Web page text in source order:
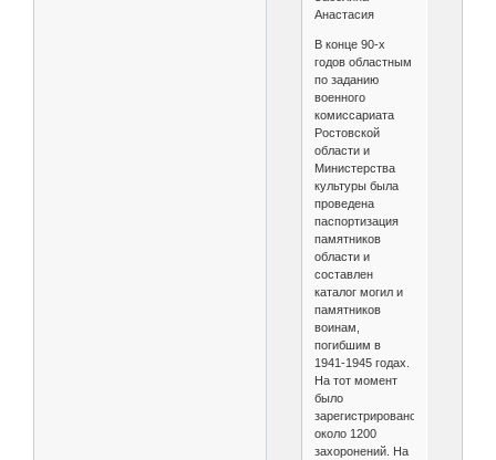
Анастасия
В конце 90-х
годов областным
по заданию
военного
комиссариата
Ростовской
области и
Министерства
культуры была
проведена
паспортизация
памятников
области и
составлен
каталог могил и
памятников
воинам,
погибшим в
1941-1945 годах.
На тот момент
было
зарегистрировано
около 1200
захоронений. На